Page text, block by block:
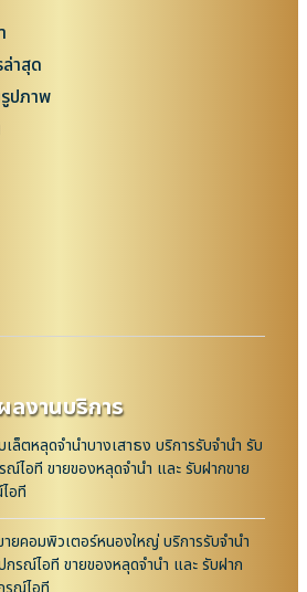
าสุด
ปภาพ
ลงานบริการ
ล็ตหลุดจำนำบางเสาธง บริการรับจำนำ รับ
ณ์ไอที ขายของหลุดจำนำ และ รับฝากขาย
อที
ายคอมพิวเตอร์หนองใหญ่ บริการรับจำนำ
กรณ์ไอที ขายของหลุดจำนำ และ รับฝาก